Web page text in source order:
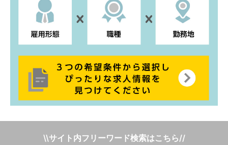
\\サイト内フリーワード検索はこちら//